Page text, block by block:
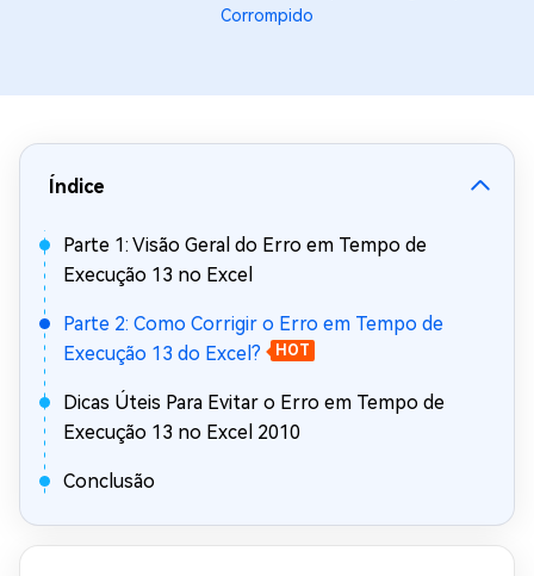
Corrompido
Índice
Parte 1: Visão Geral do Erro em Tempo de
Execução 13 no Excel
Parte 2: Como Corrigir o Erro em Tempo de
Execução 13 do Excel?
HOT
Dicas Úteis Para Evitar o Erro em Tempo de
Execução 13 no Excel 2010
Conclusão